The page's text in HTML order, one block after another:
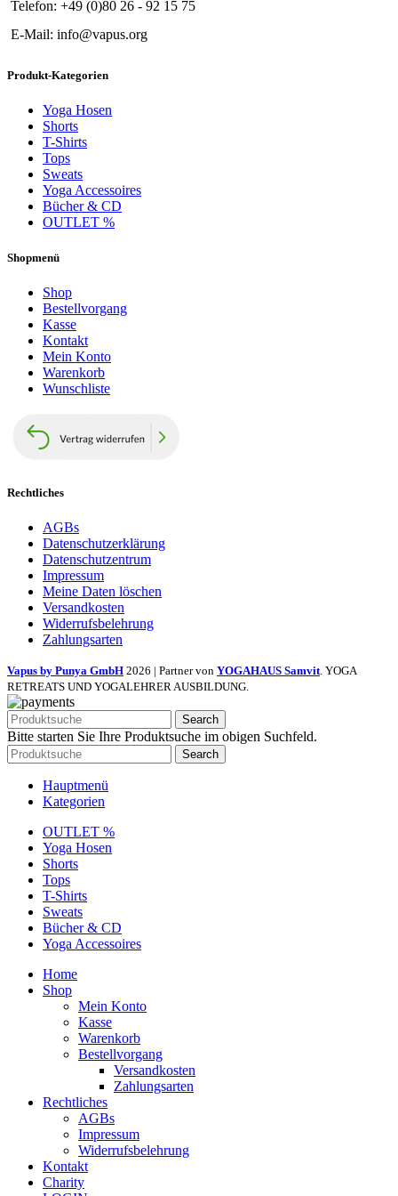
Telefon: +49 (0)80 26 - 92 15 75
E-Mail: info@vapus.org
Produkt-Kategorien
Yoga Hosen
Shorts
T-Shirts
Tops
Sweats
Yoga Accessoires
Bücher & CD
OUTLET %
Shopmenü
Shop
Bestellvorgang
Kasse
Kontakt
Mein Konto
Warenkorb
Wunschliste
Rechtliches
AGBs
Datenschutzerklärung
Datenschutzentrum
Impressum
Meine Daten löschen
Versandkosten
Widerrufsbelehrung
Zahlungsarten
Vapus by Punya GmbH 2026 | Partner von YOGAHAUS Samvit. YOGA
RETREATS UND YOGALEHRER AUSBILDUNG.
Search
Bitte starten Sie Ihre Produktsuche im obigen Suchfeld.
Search
Hauptmenü
Kategorien
OUTLET %
Yoga Hosen
Shorts
Tops
T-Shirts
Sweats
Bücher & CD
Yoga Accessoires
Home
Shop
Mein Konto
Kasse
Warenkorb
Bestellvorgang
Versandkosten
Zahlungsarten
Rechtliches
AGBs
Impressum
Widerrufsbelehrung
Kontakt
Charity